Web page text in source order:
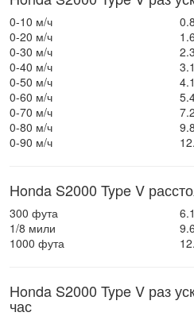
0-10 м/ч
0-20 м/ч
0-30 м/ч
0-40 м/ч
0-50 м/ч
0-60 м/ч
0-70 м/ч
0-80 м/ч
0-90 м/ч
Honda S2000 Type V
300 фута
1/8 мили
1000 фута
Honda S2000 Type V раз
час